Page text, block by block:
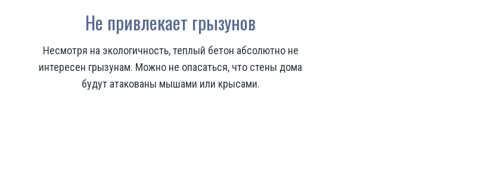
Не привлекает грызунов
Несмотря на экологичность, теплый бетон абсолютно не
интересен грызунам. Можно не опасаться, что стены дома
будут атакованы мышами или крысами.